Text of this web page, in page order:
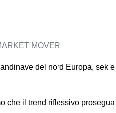
MOVER
del nord Europa, sek e
che il trend riflessivo